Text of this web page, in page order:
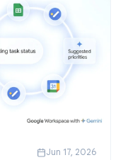
Jun 17, 2026